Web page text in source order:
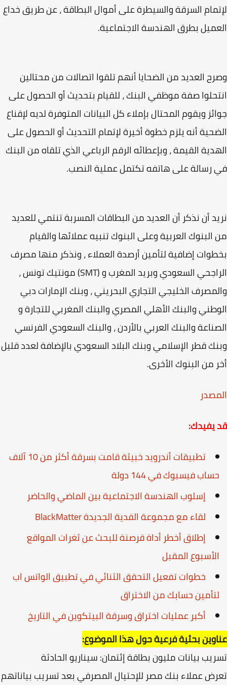
السرقة والسيطرة على أموال البطاقة ، عن طريق خداع
بطرق الهندسة الاجتماعية.
العديد من الضحايا أنهم تلقوا اتصالات من محتالين
صفة موظفي البنك ، للقيام بتحديث أو الحصول على
ويقوم المحتال بإملاء كل البيانات المتوفرة لديه لإقناع
أنه يلزم خطوة أخيرة لإتمام التحديث أو الحصول على
القيمة ، وبإعطائه الرقم الرباعي الذي تلقاه من البنك
على هاتفه تكتمل عملية النصب.
أن نذكر أن العديد من البطاقات المسربة تنتمي للعديد
العربية وعلى البنوك تنبيه عملائها والقيام
إضافية لتأمين أرصدة العملاء ، ونذكر منها مصرف
الراجحي السعودي وبريد المغرب و (SMT) مونتيك تونس ،
الخليجي التجاري البحريني ، وبنك الإمارات دبي
والبنك الأهلي المصري والبنك المغربي للتجارة و
والبنك العربي بالأردن ، والبنك السعودي الفرنسي
قطر الإسلامي وبنك البلاد السعودي بالإضافة لعدد قليل
من البنوك الأخرى.
تطبيقات أندرويد خبيثة قامت بسرقة أكثر من 10 آلاف
فيسبوك في 144 دولة
إسلوب الهندسة الاجتماعية بين الماضي والحاضر
لقاء مع مجموعة الفدية الجديدة BlackMatter
إطلاق أخطر أداة قرصنة للبحث عن ثغرات المواقع
المقبل
‏خطوات تفعيل ‎التحقق الثنائي في تطبيق الواتس اب
حسابك من الاختراق
أكبر عمليات اختراق وسرقة البيتكوين في التاريخ
بحثية فرعية حول هذا الموضوع:
بيانات مليون بطاقة إئتمان: سيناريو الحادثة
عملاء بنك مصر للإحتيال المصرفي بعد تسريب بياناتهم